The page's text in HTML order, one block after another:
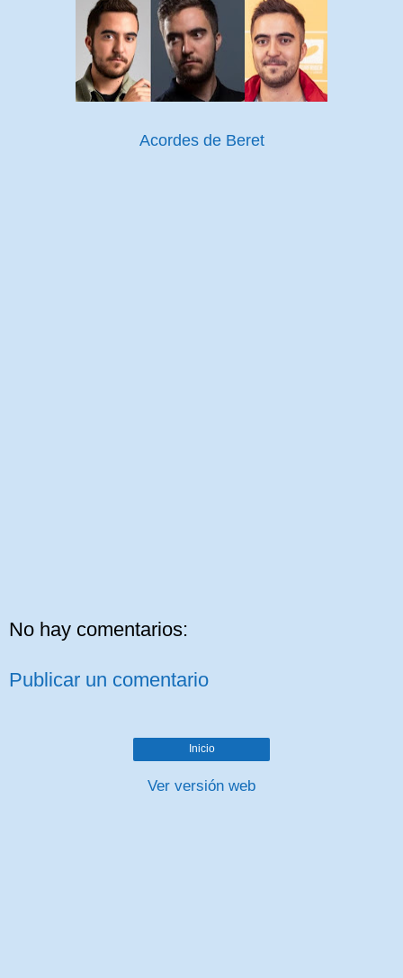
Acordes de Beret
No hay comentarios:
Publicar un comentario
Inicio
Ver versión web